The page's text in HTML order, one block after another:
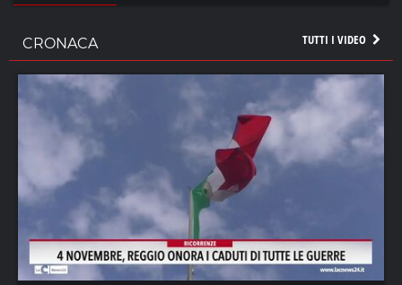
TUTTI I VIDEO
CRONACA